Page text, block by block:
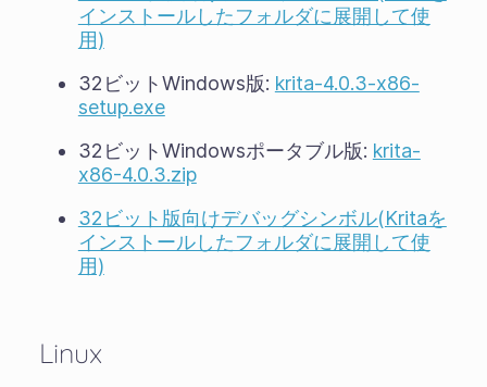
インストールしたフォルダに展開して使
用)
32ビットWindows版: krita-4.0.3-x86-
setup.exe
32ビットWindowsポータブル版: krita-
x86-4.0.3.zip
32ビット版向けデバッグシンボル(Kritaを
インストールしたフォルダに展開して使
用)
Linux